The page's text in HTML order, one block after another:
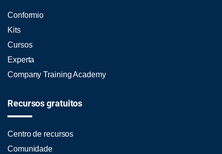
Conformio
Kits
Cursos
Experta
Company Training Academy
Recursos gratuitos
Centro de recursos
Comunidade